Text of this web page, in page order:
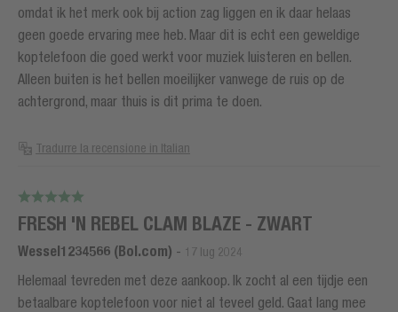
omdat ik het merk ook bij action zag liggen en ik daar helaas
geen goede ervaring mee heb. Maar dit is echt een geweldige
koptelefoon die goed werkt voor muziek luisteren en bellen.
Alleen buiten is het bellen moeilijker vanwege de ruis op de
achtergrond, maar thuis is dit prima te doen.
Tradurre la recensione in Italian
FRESH 'N REBEL CLAM BLAZE - ZWART
Wessel1234566 (Bol.com) - 17 lug 2024
Helemaal tevreden met deze aankoop. Ik zocht al een tijdje een
betaalbare koptelefoon voor niet al teveel geld. Gaat lang mee